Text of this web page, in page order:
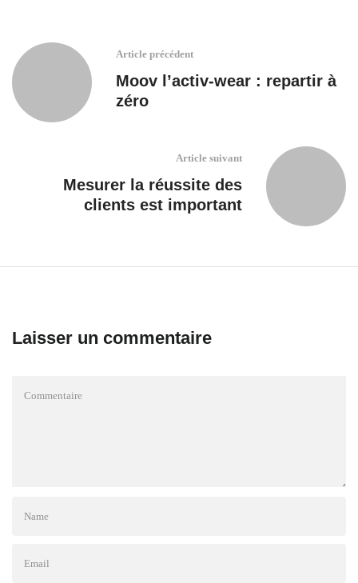
Article précédent
Moov l’activ-wear : repartir à
zéro
Article suivant
Mesurer la réussite des
clients est important
Laisser un commentaire